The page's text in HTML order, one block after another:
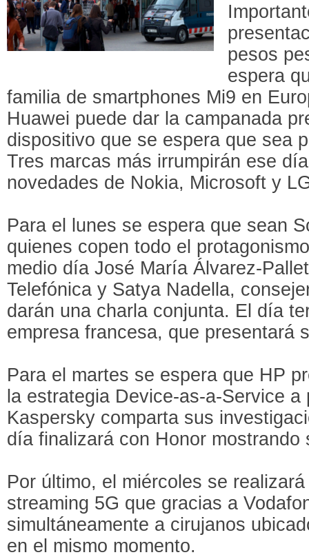
pesos
espera
familia de smartphones Mi9 en
Huawei puede dar la campanada
dispositivo que se espera que sea
Tres marcas más irrumpirán ese
novedades de Nokia, Microsoft y
Para el lunes se espera que sean
quienes copen todo el
medio día José María Álvarez-
Telefónica y Satya Nadella,
darán una charla conjunta. El día
empresa francesa, que presentará
Para el martes se espera que HP
la estrategia Device-as-a-Service a
Kaspersky comparta sus
día finalizará con Honor mostrando
Por último, el miércoles se
streaming 5G que gracias a
simultáneamente a cirujanos
en el mismo momento.